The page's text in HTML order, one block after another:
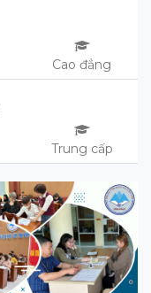
Cao đẳng
Trung cấp